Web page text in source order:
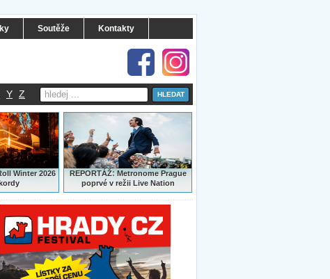
Soutěže Kontakty
Y Z
Winter 2026
REPORTÁŽ:Metronome Prague
poprvé v režii Live Nation